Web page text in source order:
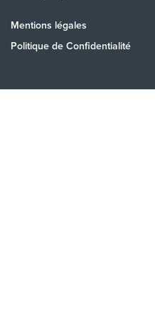
Mentions légales
Politique de Confidentialité